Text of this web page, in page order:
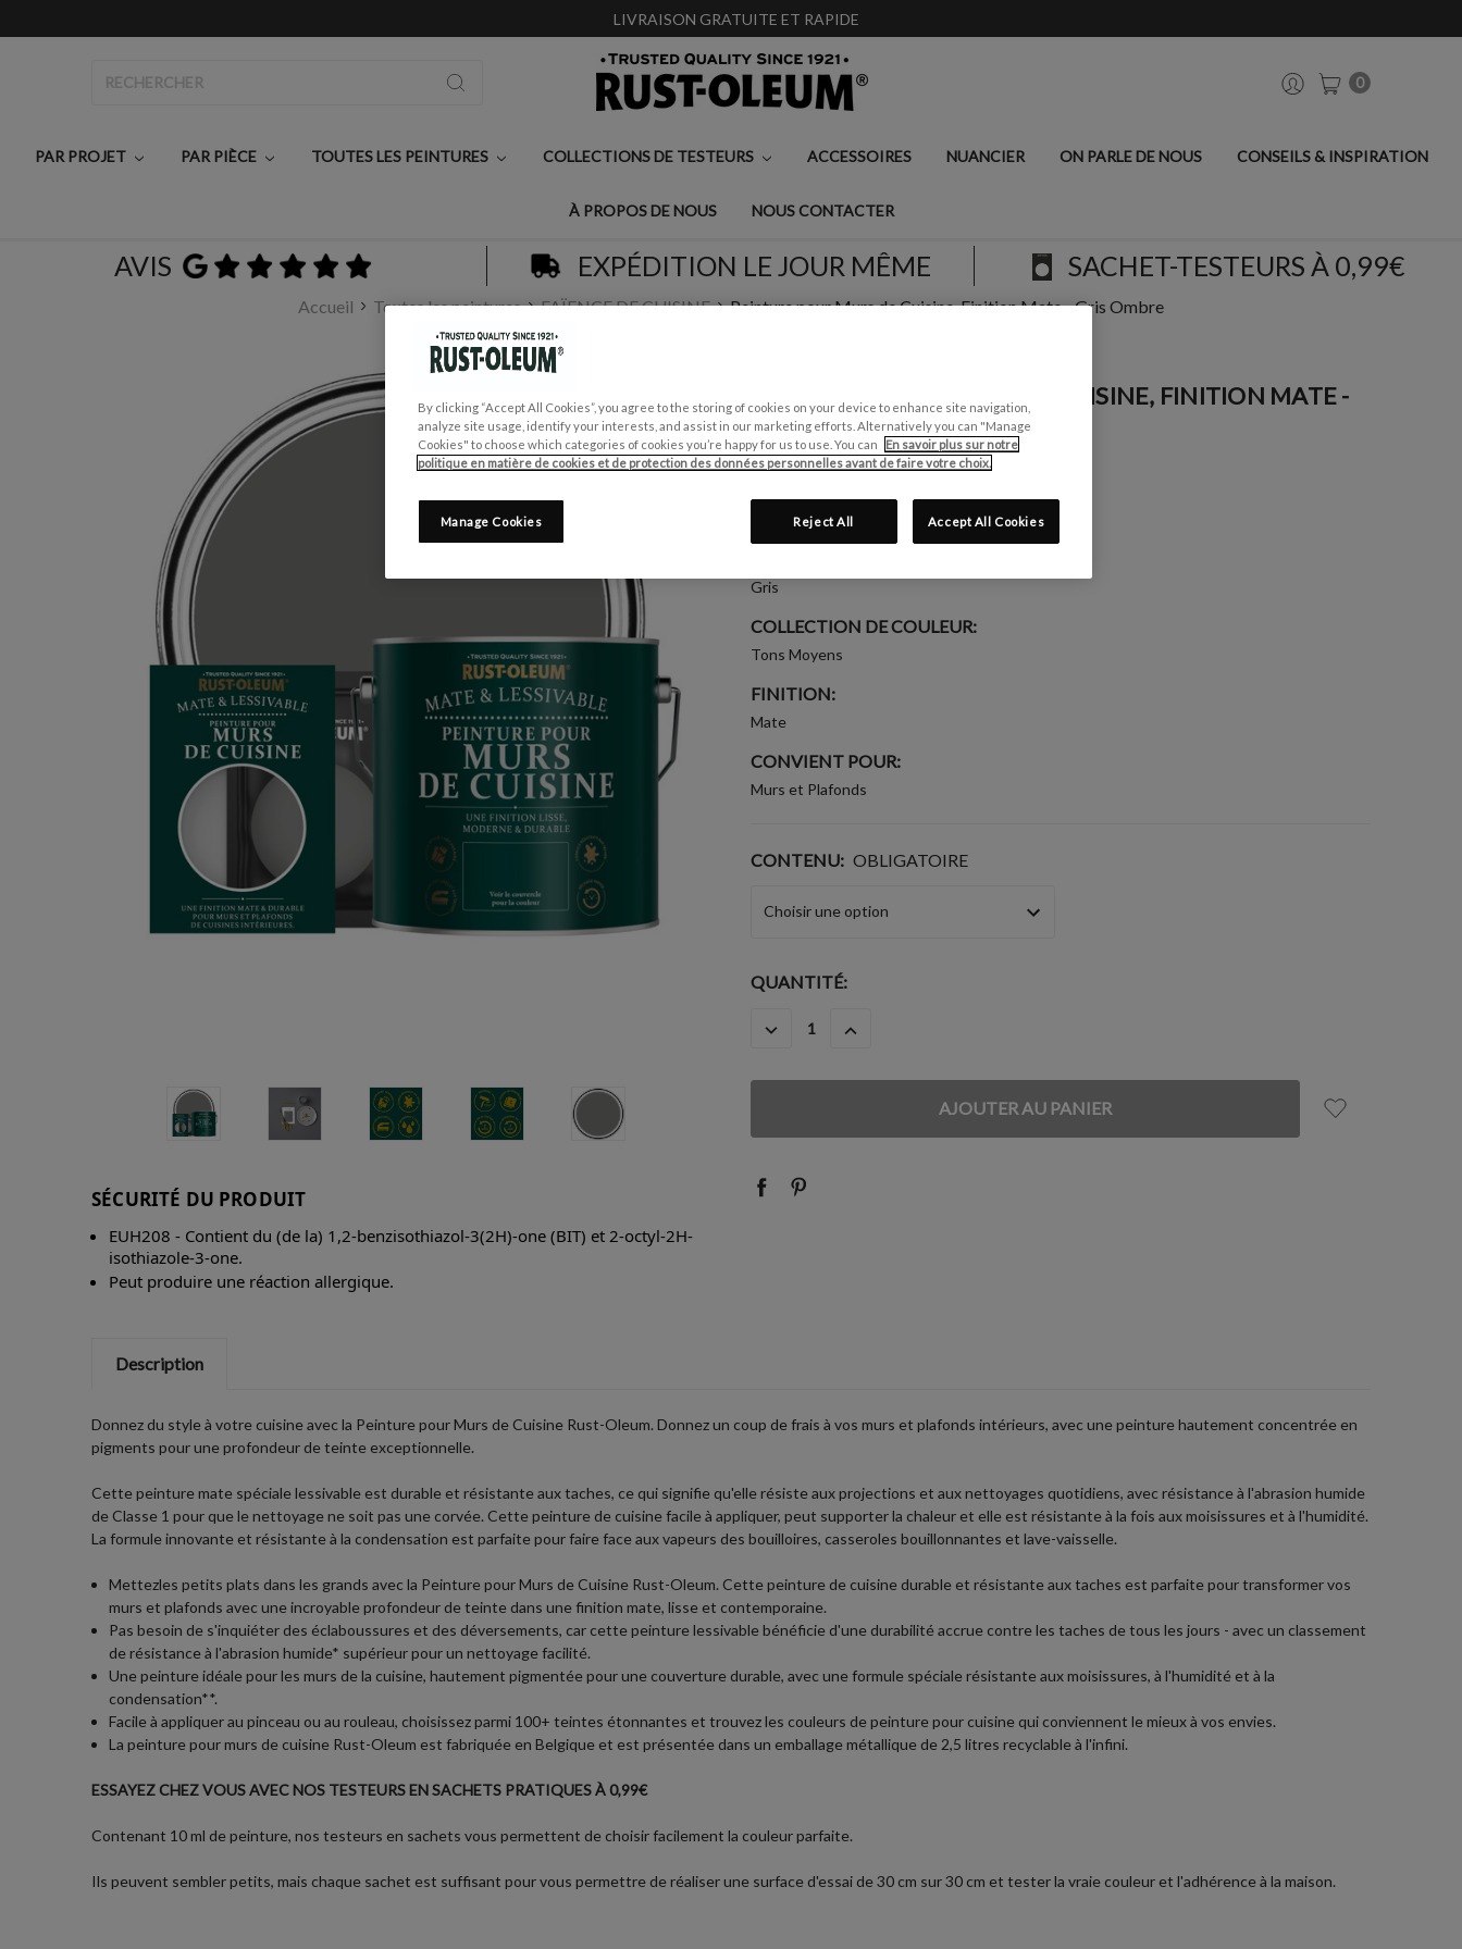
LIVRAISON GRATUITE ET RAPIDE
0
PAR PROJET PAR PIÈCE TOUTES LES PEINTURES COLLECTIONS DE TESTEURS ACCESSOIRES NUANCIER ON PARLE DE NOUS CONSEILS & INSPIRATION
À PROPOS DE NOUS NOUS CONTACTER
AVIS EXPÉDITION LE JOUR MÊME SACHET-TESTEURS À 0,99€
Accueil Toutes les peintures FAÏENCE DE CUISINE Peinture pour Murs de Cuisine, Finition Mate - Gris Ombre
PEINTURE POUR MURS DE CUISINE, FINITION MATE -
GRIS OMBRE
€0,99 - €45,50
Écrire un avis
Gris
COLLECTION DE COULEUR:
Tons Moyens
FINITION:
Mate
CONVIENT POUR:
Murs et Plafonds
CONTENU: OBLIGATOIRE
STOCK
QUANTITÉ:
DIMINUER
:
AUGMENTER
:
SÉCURITÉ DU PRODUIT
EUH208 - Contient du (de la) 1,2-benzisothiazol-3(2H)-one (BIT) et 2-octyl-2H-
isothiazole-3-one.
Peut produire une réaction allergique.
Description
Donnez du style à votre cuisine avec la Peinture pour Murs de Cuisine Rust-Oleum. Donnez un coup de frais à vos murs et plafonds intérieurs, avec une peinture hautement concentrée en
pigments pour une profondeur de teinte exceptionnelle.
Cette peinture mate spéciale lessivable est durable et résistante aux taches, ce qui signifie qu'elle résiste aux projections et aux nettoyages quotidiens, avec résistance à l'abrasion humide
de Classe 1 pour que le nettoyage ne soit pas une corvée. Cette peinture de cuisine facile à appliquer, peut supporter la chaleur et elle est résistante à la fois aux moisissures et à l'humidité.
La formule innovante et résistante à la condensation est parfaite pour faire face aux vapeurs des bouilloires, casseroles bouillonnantes et lave-vaisselle.
Mettezles petits plats dans les grands avec la Peinture pour Murs de Cuisine Rust-Oleum. Cette peinture de cuisine durable et résistante aux taches est parfaite pour transformer vos
murs et plafonds avec une incroyable profondeur de teinte dans une finition mate, lisse et contemporaine.
Pas besoin de s'inquiéter des éclaboussures et des déversements, car cette peinture lessivable bénéficie d'une durabilité accrue contre les taches de tous les jours - avec un classement
de résistance à l'abrasion humide* supérieur pour un nettoyage facilité.
Une peinture idéale pour les murs de la cuisine, hautement pigmentée pour une couverture durable, avec une formule spéciale résistante aux moisissures, à l'humidité et à la
condensation**.
Facile à appliquer au pinceau ou au rouleau, choisissez parmi 100+ teintes étonnantes et trouvez les couleurs de peinture pour cuisine qui conviennent le mieux à vos envies.
La peinture pour murs de cuisine Rust-Oleum est fabriquée en Belgique et est présentée dans un emballage métallique de 2,5 litres recyclable à l'infini.
ESSAYEZ CHEZ VOUS AVEC NOS TESTEURS EN SACHETS PRATIQUES À 0,99€
Contenant 10 ml de peinture, nos testeurs en sachets vous permettent de choisir facilement la couleur parfaite.
Ils peuvent sembler petits, mais chaque sachet est suffisant pour vous permettre de réaliser une surface d'essai de 30 cm sur 30 cm et tester la vraie couleur et l'adhérence à la maison.
By clicking “Accept All Cookies”, you agree to the storing of cookies on your device to enhance site navigation,
analyze site usage, identify your interests, and assist in our marketing efforts. Alternatively you can "Manage
Cookies" to choose which categories of cookies you’re happy for us to use. You can
En savoir plus sur notre
politique en matière de cookies et de protection des données personnelles avant de faire votre choix.
Reject All Accept All Cookies
Manage Cookies